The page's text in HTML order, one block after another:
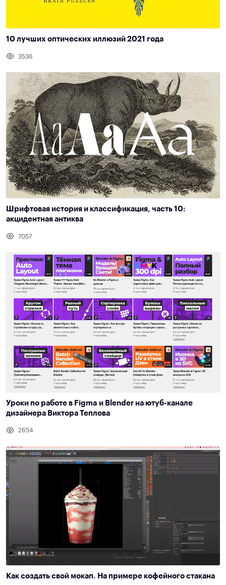
10 лучших оптических иллюзий 2021 года
3536
Шрифтовая история и классификация, часть 10:
акцидентная антиква
7057
Уроки по работе в Figma и Blender на ютуб-канале
дизайнера Виктора Теплова
2654
Как создать свой мокап. На примере кофейного стакана